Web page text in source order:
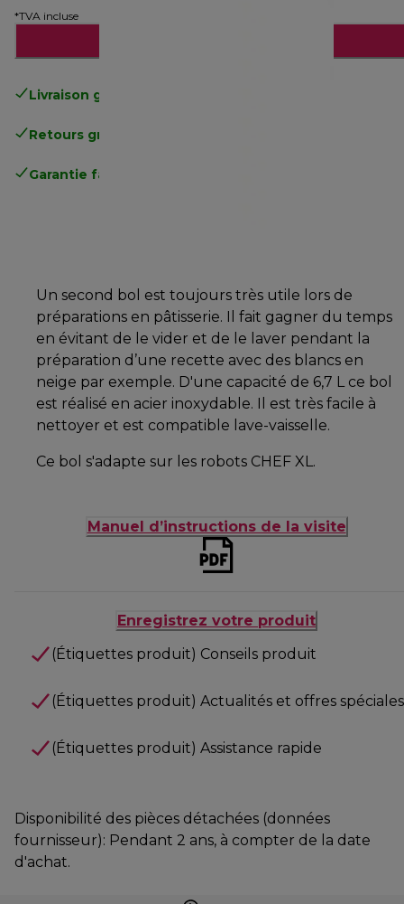
*TVA incluse
Livraison gratuite
Retours gratuits
Garantie fabricant complète
Un second bol est toujours très utile lors de
préparations en pâtisserie. Il fait gagner du temps
en évitant de le vider et de le laver pendant la
préparation d’une recette avec des blancs en
neige par exemple. D'une capacité de 6,7 L ce bol
est réalisé en acier inoxydable. Il est très facile à
nettoyer et est compatible lave-vaisselle.
Ce bol s'adapte sur les robots CHEF XL.
Manuel d’instructions de la visite
Enregistrez votre produit
(Étiquettes produit) Conseils produit
(Étiquettes produit) Actualités et offres spéciales
(Étiquettes produit) Assistance rapide
Disponibilité des pièces détachées (données
fournisseur): Pendant 2 ans, à compter de la date
d'achat.